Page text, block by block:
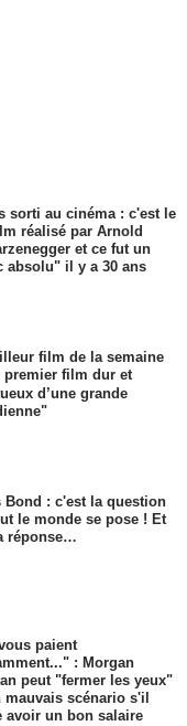
sorti au cinéma : c'est le
réalisé par Arnold
et ce fut un
absolu" il y a 30 ans
film de la semaine
premier film dur et
d’une grande
Bond : c'est la question
le monde se pose ! Et
réponse…
paient
: Morgan
peut "fermer les yeux"
mauvais scénario s'il
avoir un bon salaire